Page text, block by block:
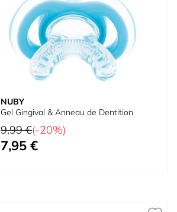
NUBY
Gel Gingival & Anneau de Dentition
Prix normal
9,99 €(-20%)
Prix spécial
7,95 €